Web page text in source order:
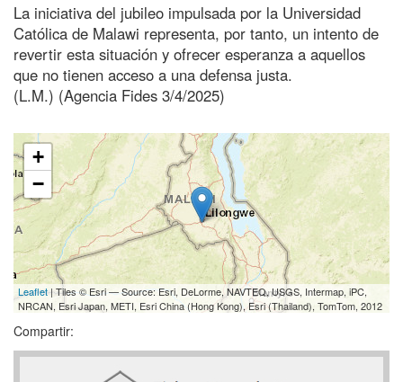
La iniciativa del jubileo impulsada por la Universidad
Católica de Malawi representa, por tanto, un intento de
revertir esta situación y ofrecer esperanza a aquellos
que no tienen acceso a una defensa justa.
(L.M.) (Agencia Fides 3/4/2025)
+
−
Leaflet| Tiles © Esri — Source: Esri, DeLorme, NAVTEQ, USGS, Intermap, iPC,
NRCAN, Esri Japan, METI, Esri China (Hong Kong), Esri (Thailand), TomTom, 2012
Compartir: